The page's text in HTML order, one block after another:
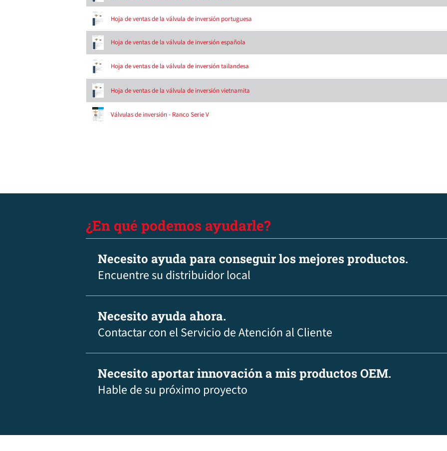
Hoja de ventas de la válvula de inversión portuguesa
Hoja de ventas de la válvula de inversión española
Hoja de ventas de la válvula de inversión tailandesa
Hoja de ventas de la válvula de inversión vietnamita
Válvulas de inversión - Ranco Serie V
¿En qué podemos ayudarle?
Necesito ayuda para conseguir los mejores productos.
Encuentre su distribuidor local
Necesito ayuda ahora.
Contactar con el Servicio de Atención al Cliente
Necesito aportar innovación a mis productos OEM.
Hable de su próximo proyecto